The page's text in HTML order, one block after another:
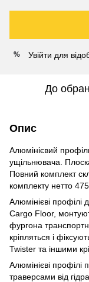
% Увійти для
До
Опис
Алюмінієвий
ущільнювача.
Повний комплект
комплекту нетто 475
Алюмінієві профілі
Cargo Floor,
фургона
кріпляться і
Twister та іншими
Алюмінієві профілі
траверсами від